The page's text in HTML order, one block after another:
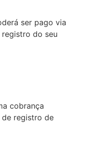
ser pago via
do seu
cobrança
registro de